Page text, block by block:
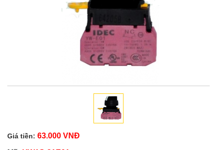
Giá tiền: 63.000 VNĐ